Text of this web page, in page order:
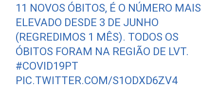
11 NOVOS ÓBITOS, É O NÚMERO MAIS
ELEVADO DESDE 3 DE JUNHO
(REGREDIMOS 1 MÊS). TODOS OS
ÓBITOS FORAM NA REGIÃO DE LVT.
#COVID19PT
PIC.TWITTER.COM/S1ODXD6ZV4